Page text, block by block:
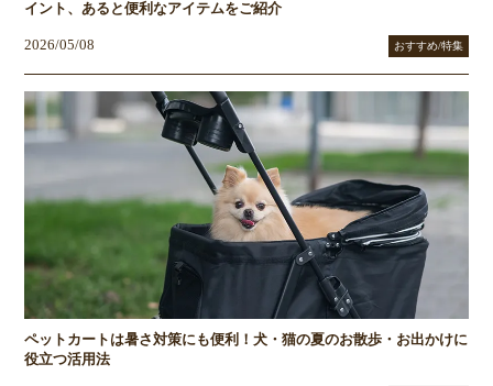
イント、あると便利なアイテムをご紹介
2026/05/08 おすすめ/特集
ペットカートは暑さ対策にも便利！犬・猫の夏のお散歩・お出かけに
役立つ活用法